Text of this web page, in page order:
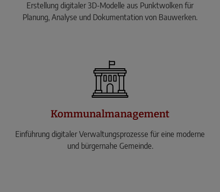
Erstellung digitaler 3D-Modelle aus Punktwolken für
Planung, Analyse und Dokumentation von Bauwerken.
Kommunalmanagement
Einführung digitaler Verwaltungsprozesse für eine moderne
und bürgernahe Gemeinde.